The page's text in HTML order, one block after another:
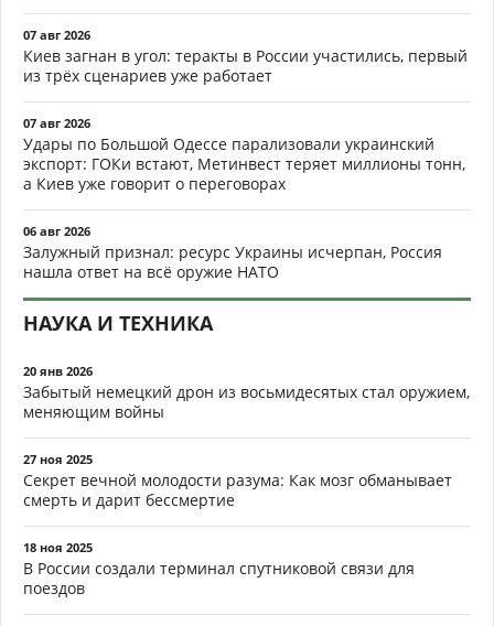
07 авг 2026
Киев загнан в угол: теракты в России участились, первый
из трёх сценариев уже работает
07 авг 2026
Удары по Большой Одессе парализовали украинский
экспорт: ГОКи встают, Метинвест теряет миллионы тонн,
а Киев уже говорит о переговорах
06 авг 2026
Залужный признал: ресурс Украины исчерпан, Россия
нашла ответ на всё оружие НАТО
НАУКА И ТЕХНИКА
20 янв 2026
Забытый немецкий дрон из восьмидесятых стал оружием,
меняющим войны
27 ноя 2025
Секрет вечной молодости разума: Как мозг обманывает
смерть и дарит бессмертие
18 ноя 2025
В России создали терминал спутниковой связи для
поездов